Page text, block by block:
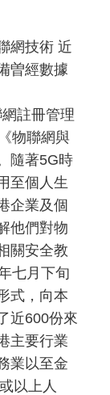
網技術 近
曽經數據
註冊管理
物聯網與
隨著5G時
至個人生
企業及個
他們對物
關安全教
七月下旬
式，向本
近600份來
主要行業
業以至金
以上人